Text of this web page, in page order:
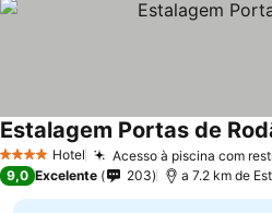
4 EstrelasHotel Acesso à piscina com
Estalagem Portas de
9,0 Excelente 203 a 7.2 km de